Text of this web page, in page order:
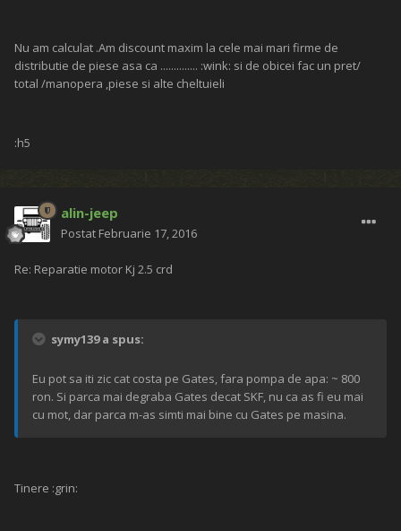
Nu am calculat .Am discount maxim la cele mai mari firme de
distributie de piese asa ca .............. :wink: si de obicei fac un pret/
total /manopera ,piese si alte cheltuieli
:h5
alin-jeep
Postat Februarie 17, 2016
Re: Reparatie motor Kj 2.5 crd
symy139 a spus:
Eu pot sa iti zic cat costa pe Gates, fara pompa de apa: ~ 800
ron. Si parca mai degraba Gates decat SKF, nu ca as fi eu mai
cu mot, dar parca m-as simti mai bine cu Gates pe masina.
Tinere :grin: